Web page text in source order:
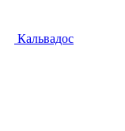
Кальвадос